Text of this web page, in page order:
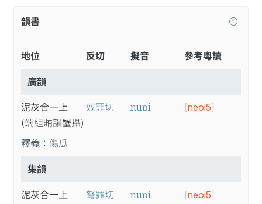
韻書
地位 反切 擬音 參考粵讀
廣韻
泥灰合一上
(端組賄韻蟹攝)
奴罪切 nuɒi [neoi5]
釋義： 傷瓜
集韻
泥灰合一上
弩罪切 nuɒi [neoi5]